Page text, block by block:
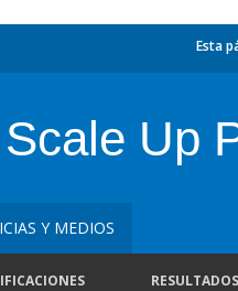
Esta
Up
Y MEDIOS
RESULTADOS